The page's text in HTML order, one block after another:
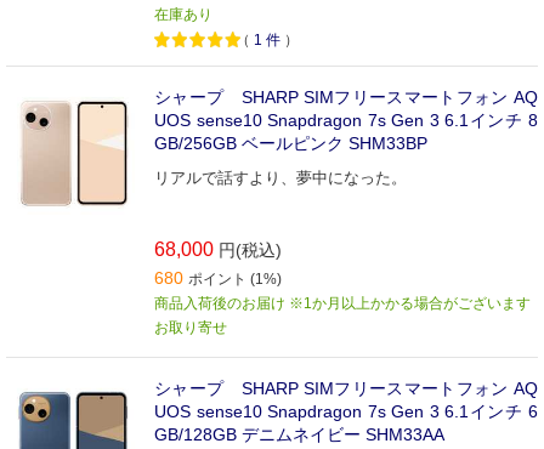
在庫あり
（ 1 件 ）
シャープ SHARP SIMフリースマートフォン AQ
UOS sense10 Snapdragon 7s Gen 3 6.1インチ 8
GB/256GB ベールピンク SHM33BP
リアルで話すより、夢中になった。
68,000 円(税込)
680 ポイント (1%)
商品入荷後のお届け ※1か月以上かかる場合がございます
お取り寄せ
シャープ SHARP SIMフリースマートフォン AQ
UOS sense10 Snapdragon 7s Gen 3 6.1インチ 6
GB/128GB デニムネイビー SHM33AA